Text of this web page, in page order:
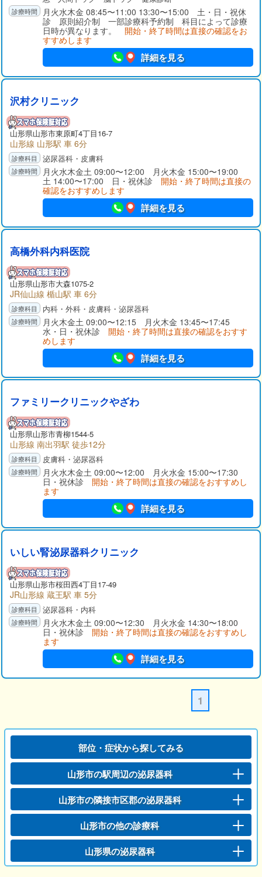
月火水木金 08:45〜11:00 13:30〜15:00 土・日・祝休
診 原則紹介制 一部診療科予約制 科目によって診療
日時が異なります。 開始・終了時間は直接の確認をお
すすめします
詳細を見る
沢村クリニック
山形県山形市東原町4丁目16-7
山形線 山形駅 車 6分
泌尿器科・皮膚科
月火水木金土 09:00〜12:00 月火木金 15:00〜19:00
土 14:00〜17:00 日・祝休診 開始・終了時間は直接の
確認をおすすめします
詳細を見る
高橋外科内科医院
山形県山形市大森1075-2
JR仙山線 楯山駅 車 6分
内科・外科・皮膚科・泌尿器科
月火木金土 09:00〜12:15 月火木金 13:45〜17:45
水・日・祝休診 開始・終了時間は直接の確認をおすす
めします
詳細を見る
ファミリークリニックやざわ
山形県山形市青柳1544-5
山形線 南出羽駅 徒歩12分
皮膚科・泌尿器科
月火水木金土 09:00〜12:00 月火水金 15:00〜17:30
日・祝休診 開始・終了時間は直接の確認をおすすめし
ます
詳細を見る
いしい腎泌尿器科クリニック
山形県山形市桜田西4丁目17-49
JR山形線 蔵王駅 車 5分
泌尿器科・内科
月火水木金土 09:00〜12:30 月火水金 14:30〜18:00
日・祝休診 開始・終了時間は直接の確認をおすすめし
ます
詳細を見る
1
部位・症状から探してみる
山形市の駅周辺の泌尿器科
山形市の隣接市区郡の泌尿器科
山形市の他の診療科
山形県の泌尿器科